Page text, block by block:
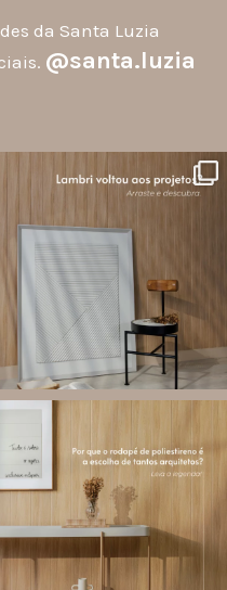
da Santa Luzia
@santa.luzia
O lambri é um revestimento versátil
painéis decorativos e diversas
composições para valorizar o
Jul 27
82 8
Os rodapés de poliestireno
conquistaram espaço na arquitetura
porque unem estética, praticidade e
em um único produto.
Diferente